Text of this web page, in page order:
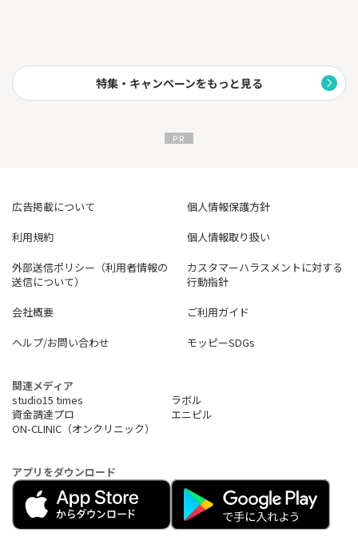
特集・キャンペーンをもっと見る
広告掲載について
個人情報保護方針
利用規約
個人情報取り扱い
外部送信ポリシー（利用者情報の
送信について）
カスタマーハラスメントに対する
行動指針
会社概要
ご利用ガイド
ヘルプ/お問い合わせ
モッピーSDGs
関連メディア
studio15 times
ラボル
資金調達プロ
エニピル
ON-CLINIC（オンクリニック）
アプリをダウンロード